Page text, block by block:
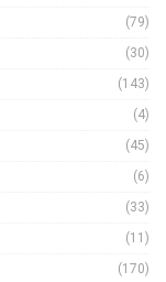
(79)
(30)
(143)
(4)
(45)
(6)
(33)
(11)
(170)